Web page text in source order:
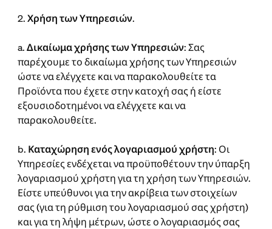
2.Χρήση των Υπηρεσιών.
a.Δικαίωμα χρήσης των Υπηρεσιών: Σας
παρέχουμε το δικαίωμα χρήσης των Υπηρεσιών
ώστε να ελέγχετε και να παρακολουθείτε τα
Προϊόντα που έχετε στην κατοχή σας ή είστε
εξουσιοδοτημένοι να ελέγχετε και να
παρακολουθείτε.
b. Καταχώρηση ενός λογαριασμού χρήστη: Οι
Υπηρεσίες ενδέχεται να προϋποθέτουν την ύπαρξη
λογαριασμού χρήστη για τη χρήση των Υπηρεσιών.
Είστε υπεύθυνοι για την ακρίβεια των στοιχείων
σας (για τη ρύθμιση του λογαριασμού σας χρήστη)
και για τη λήψη μέτρων, ώστε ο λογαριασμός σας